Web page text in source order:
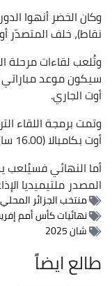
نقاط)، خلف المتصدّر أوغندا (7
وتُلعب لقاءات مرحلة
سيكون موعد مباراتي
أوت الجاري.
أوت بكامبالا (16.00 سا).
أما النهائي فسيُلعب يوم
المصدرملتيميديا
منتخب الجزائر المحلي
نهائيات كأس أمم إفريقيا
شان 2025
طالع ايضاً